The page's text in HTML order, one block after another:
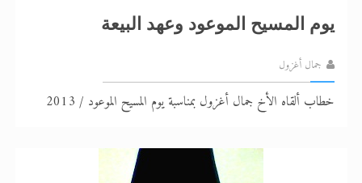
يوم المسيح الموعود وعهد البيعة
جمال أغزول
خطاب ألقاه الأخ جمال أغزول بمناسبة يوم المسيح الموعود / 2013